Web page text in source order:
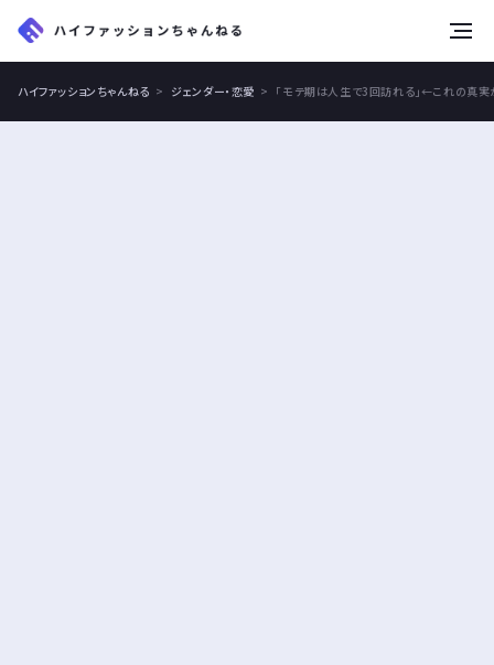
ハイファッションちゃんねる ジェンダー・恋愛 「モテ期は人生で3回訪れる」←これの真実